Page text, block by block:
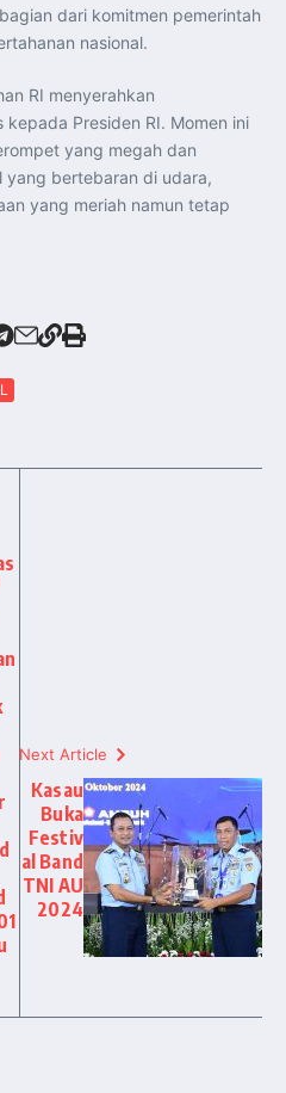
dari komitmen pemerintah
nasional.
RI menyerahkan
Presiden RI. Momen ini
yang megah dan
yang bertebaran di udara,
yang meriah namun tetap
Next Article
Kasau
Buka
Festiv
al Band
TNI AU
2024